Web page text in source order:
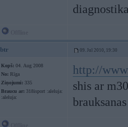
btr 09. Jul 2010, 19:30
Kopš: 04. Aug 2008
No: Rīga
Ziņojumi: 335
Braucu ar: 318isport :aleluja:
:aleluja:
http://
shis ar